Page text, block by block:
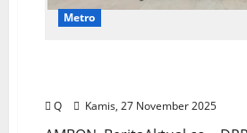
Metro
Q Kamis, 27 November 2025